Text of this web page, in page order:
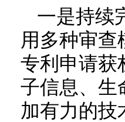
一是持续
用多种审查
专利申请获
子信息、生
加有力的技